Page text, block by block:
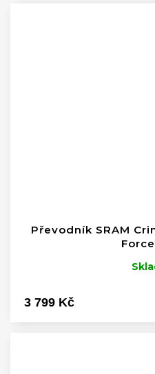
Převodník SRAM
3 799 Kč